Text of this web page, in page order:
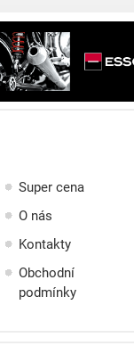
Super cena
O nás
Kontakty
Obchodní
podmínky